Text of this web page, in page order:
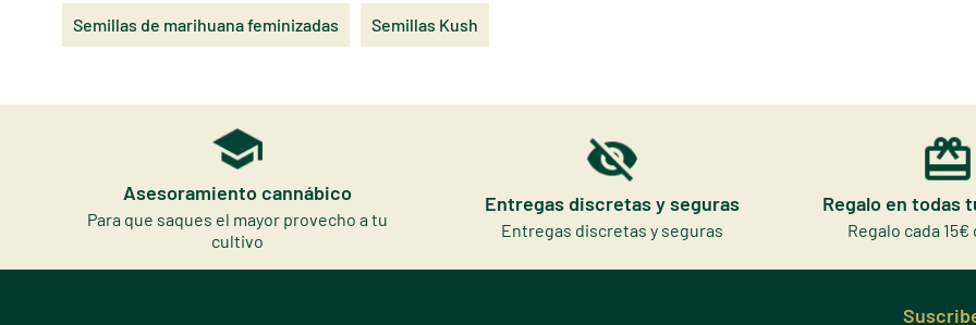
Semillas de marihuana feminizadas Semillas Kush
Asesoramiento cannábico
Para que saques el mayor provecho a tu
cultivo
Entregas discretas y seguras
Entregas discretas y seguras
Regalo en todas
Regalo cada